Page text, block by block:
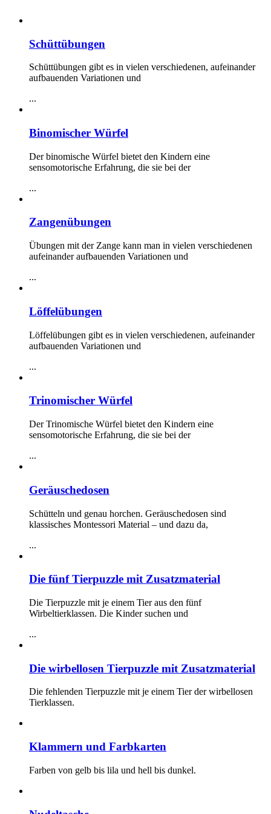
Schüttübungen
Schüttübungen gibt es in vielen verschiedenen, aufeinander
aufbauenden Variationen und
...
Binomischer Würfel
Der binomische Würfel bietet den Kindern eine
sensomotorische Erfahrung, die sie bei der
...
Zangenübungen
Übungen mit der Zange kann man in vielen verschiedenen
aufeinander aufbauenden Variationen und
...
Löffelübungen
Löffelübungen gibt es in vielen verschiedenen, aufeinander
aufbauenden Variationen und
...
Trinomischer Würfel
Der Trinomische Würfel bietet den Kindern eine
sensomotorische Erfahrung, die sie bei der
...
Geräuschedosen
Schütteln und genau horchen. Geräuschedosen sind
klassisches Montessori Material – und dazu da,
...
Die fünf Tierpuzzle mit Zusatzmaterial
Die Tierpuzzle mit je einem Tier aus den fünf
Wirbeltierklassen. Die Kinder suchen und
...
Die wirbellosen Tierpuzzle mit Zusatzmaterial
Die fehlenden Tierpuzzle mit je einem Tier der wirbellosen
Tierklassen.
Klammern und Farbkarten
Farben von gelb bis lila und hell bis dunkel.